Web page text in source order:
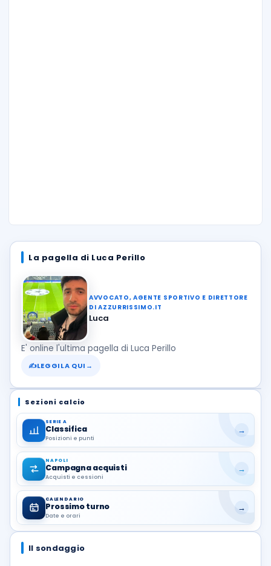
La pagella di Luca Perillo
AVVOCATO, AGENTE SPORTIVO E DIRETTORE
DI AZZURRISSIMO.IT
Luca
E' online l'ultima pagella di Luca Perillo
✍LEGGILA QUI →
Sezioni calcio
SERIE A
Classifica
Posizioni e punti
→
NAPOLI
Campagna acquisti
Acquisti e cessioni
→
CALENDARIO
Prossimo turno
Date e orari
→
Il sondaggio